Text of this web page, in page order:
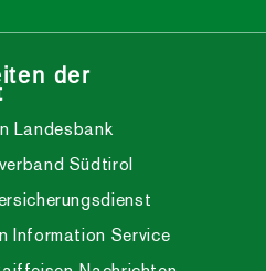
der
Landesbank
Südtirol
Information Service